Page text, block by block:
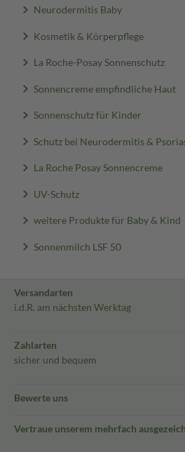
Neurodermitis Baby
Kosmetik & Körperpflege
La Roche-Posay Sonnenschutz
Sonnencreme empfindliche Haut
Sonnenschutz für Kinder
Schutz bei Neurodermitis &
La Roche Posay Sonnencreme
UV-Schutz
weitere Produkte für Baby & Kind
Sonnenmilch LSF 50
Versandarten
i.d.R. am nächsten Werktag
Zahlarten
sicher und bequem
Bewerte uns
Vertraue unserem mehrfach